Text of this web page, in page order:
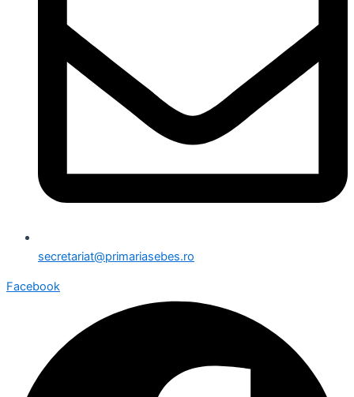
secretariat@primariasebes.ro
Facebook